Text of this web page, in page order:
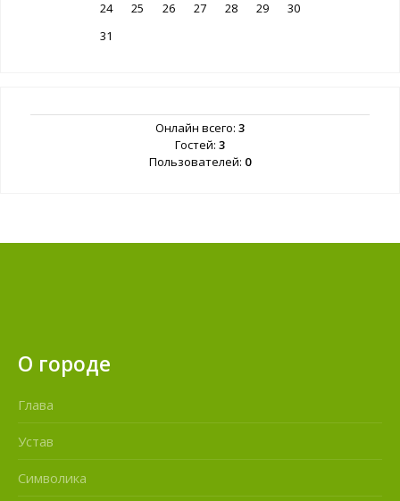
24
25 26 27 28 29
30
31
Онлайн всего: 3
Гостей: 3
Пользователей: 0
О городе
Глава
Устав
Символика